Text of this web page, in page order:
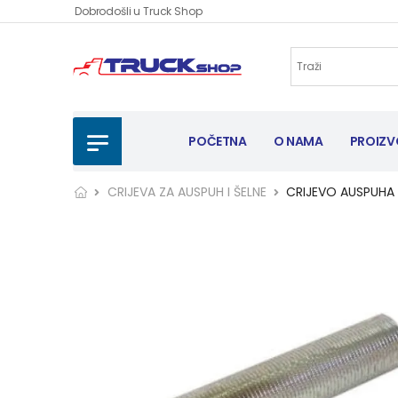
Dobrodošli u Truck Shop
POČETNA O NAMA
CRIJEVA ZA AUSPUH I ŠELNE CRIJEVO AUSPUHA